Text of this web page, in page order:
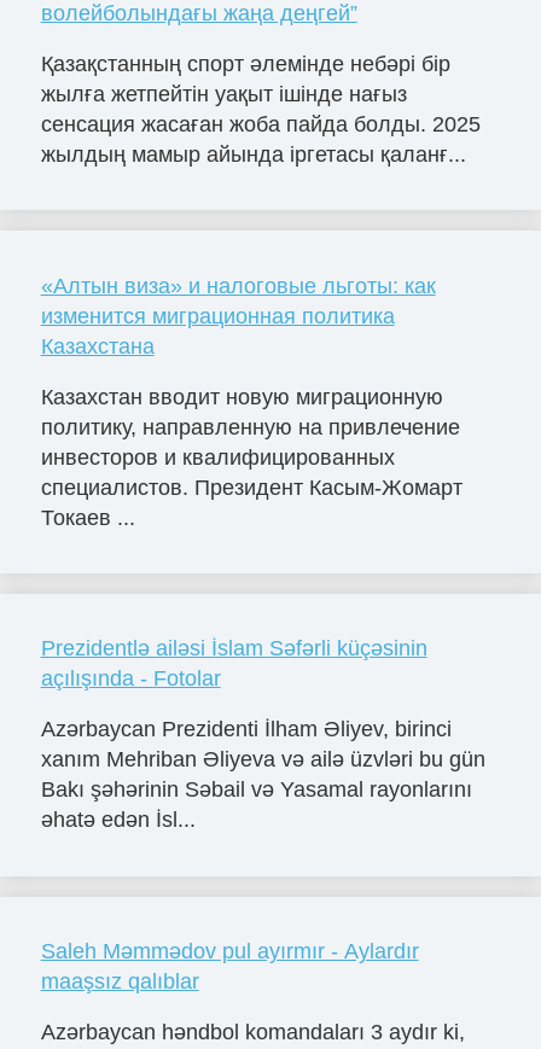
волейболындағы жаңа деңгей”
Қазақстанның спорт әлемінде небәрі бір
жылға жетпейтін уақыт ішінде нағыз
сенсация жасаған жоба пайда болды. 2025
жылдың мамыр айында іргетасы қаланғ...
«Алтын виза» и налоговые льготы: как
изменится миграционная политика
Казахстана
Казахстан вводит новую миграционную
политику, направленную на привлечение
инвесторов и квалифицированных
специалистов. Президент Касым-Жомарт
Токаев ...
Prezidentlə ailəsi İslam Səfərli küçəsinin
açılışında - Fotolar
Azərbaycan Prezidenti İlham Əliyev, birinci
xanım Mehriban Əliyeva və ailə üzvləri bu gün
Bakı şəhərinin Səbail və Yasamal rayonlarını
əhatə edən İsl...
Saleh Məmmədov pul ayırmır - Aylardır
maaşsız qalıblar
Azərbaycan həndbol komandaları 3 aydır ki,